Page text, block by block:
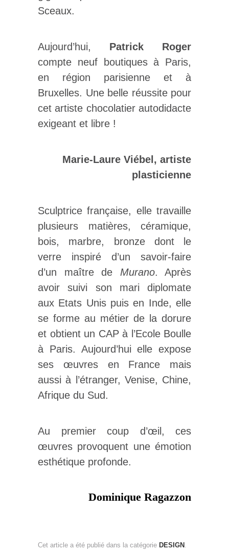
Sceaux.
Aujourd’hui, Patrick Roger
compte neuf boutiques à Paris,
en région parisienne et à
Bruxelles. Une belle réussite pour
cet artiste chocolatier autodidacte
exigeant et libre !
Marie-Laure Viébel, artiste
plasticienne
Sculptrice française, elle travaille
plusieurs matières, céramique,
bois, marbre, bronze dont le
verre inspiré d’un savoir-faire
d’un maître de Murano. Après
avoir suivi son mari diplomate
aux Etats Unis puis en Inde, elle
se forme au métier de la dorure
et obtient un CAP à l’Ecole Boulle
à Paris. Aujourd’hui elle expose
ses œuvres en France mais
aussi à l’étranger, Venise, Chine,
Afrique du Sud.
Au premier coup d’œil, ces
œuvres provoquent une émotion
esthétique profonde.
Dominique Ragazzon
Cet article a été publié dans la catégorie DESIGN